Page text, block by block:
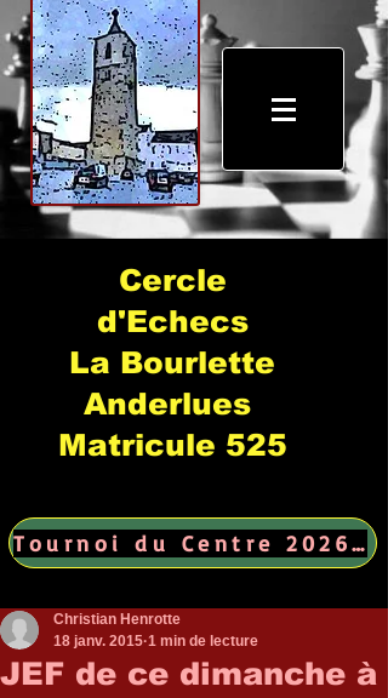
Cercle
d'Echecs
La Bourlette
Anderlues
Matricule 525
Tournoi du Centre 2026 →
JEF de ce dimanche à
Christian Henrotte
18 janv. 2015 1 min de lecture